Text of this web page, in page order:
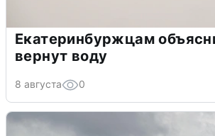
Екатеринбуржцам
вернут воду
8 августа 0